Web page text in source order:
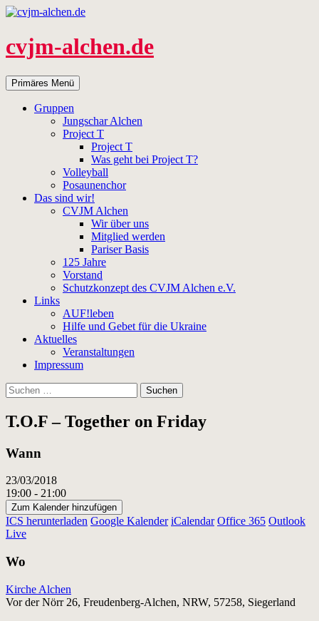
Zum
springen
cvjm-alchen.de
Suchen
Primäres Menü
Gruppen
Jungschar Alchen
Project T
Project T
Was geht bei Project T?
Volleyball
Posaunenchor
Das sind wir!
CVJM Alchen
Wir über uns
Mitglied werden
Pariser Basis
125 Jahre
Vorstand
Schutzkonzept des CVJM Alchen e.V.
Links
AUF!leben
Hilfe und Gebet für die Ukraine
Aktuelles
Veranstaltungen
Impressum
Suchen
nach:
T.O.F – Together on Friday
Wann
23/03/2018
19:00 - 21:00
Zum Kalender hinzufügen
ICS herunterladen Google Kalender iCalendar Office 365 Outlook
Live
Wo
Kirche Alchen
Vor der Nörr 26, Freudenberg-Alchen, NRW, 57258, Siegerland